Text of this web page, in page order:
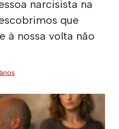
narcisista na
que
à nossa volta não